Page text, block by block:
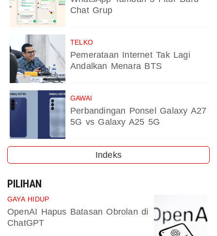
Chat Grup
TELKO
Pemerataan Internet Tak Lagi
Andalkan Menara BTS
GAWAI
Perbandingan Ponsel Galaxy A27
5G vs Galaxy A25 5G
Indeks
PILIHAN
GAYA HIDUP
OpenAI Hapus Batasan Obrolan di
ChatGPT